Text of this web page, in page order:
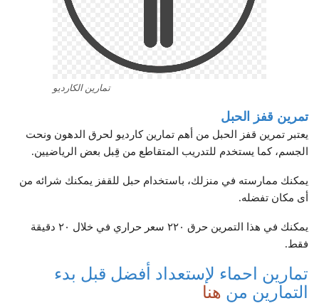
تمارين الكارديو
تمرين قفز الحبل
يعتبر تمرين قفز الحبل من أهم تمارين كارديو لحرق الدهون ونحت
الجسم، كما يستخدم للتدريب المتقاطع من قِبل بعض الرياضيين.
يمكنك ممارسته في منزلك، باستخدام حبل للقفز يمكنك شرائه من
أى مكان تفضله.
يمكنك في هذا التمرين حرق ٢٢٠ سعر حراري في خلال ٢٠ دقيقة
فقط.
تمارين احماء لإستعداد أفضل قبل بدء
التمارين من هنا